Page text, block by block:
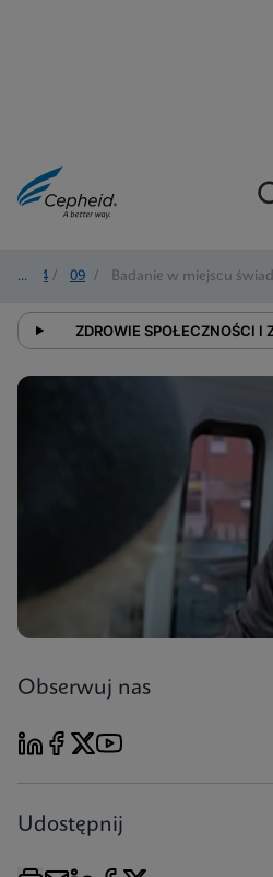
2024 / 09 / Badanie w miejscu
ZDROWIE SPOŁECZNOŚCI I
Obserwuj nas
Udostępnij